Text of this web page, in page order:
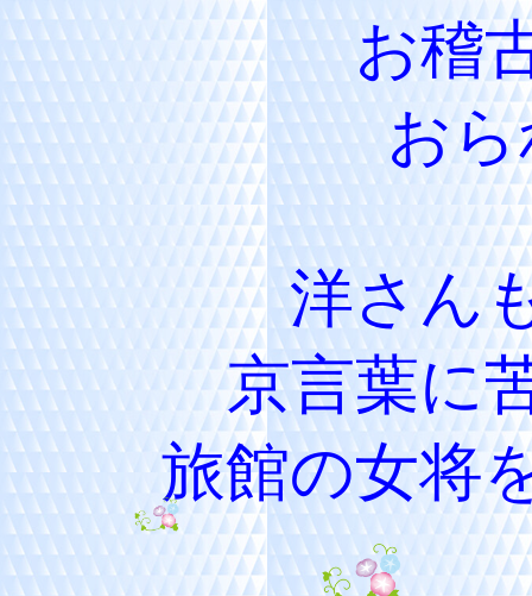
お稽
お
洋さん
京言葉に
旅館の女将